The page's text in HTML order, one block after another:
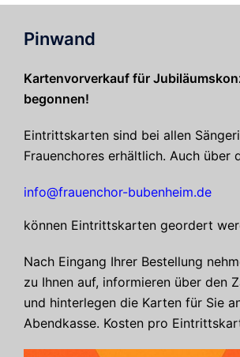
Pinwand
Kartenvorverkauf für
begonnen!
Eintrittskarten sind bei allen
Frauenchores erhältlich. Auch über
info@frauenchor-bubenheim.de
können Eintrittskarten geordert
Nach Eingang Ihrer Bestellung
zu Ihnen auf, informieren über den
und hinterlegen die Karten für Sie
Abendkasse. Kosten pro